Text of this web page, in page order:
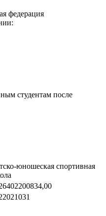
федерация
студентам после
юношеская спортивная